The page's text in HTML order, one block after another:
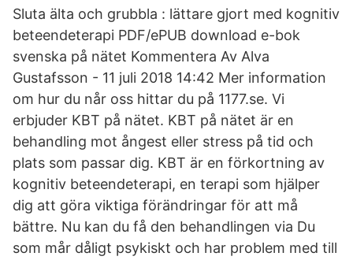
Sluta älta och grubbla : lättare gjort med kognitiv
beteendeterapi PDF/ePUB download e-bok
svenska på nätet Kommentera Av Alva
Gustafsson - 11 juli 2018 14:42 Mer information
om hur du når oss hittar du på 1177.se. Vi
erbjuder KBT på nätet. KBT på nätet är en
behandling mot ångest eller stress på tid och
plats som passar dig. KBT är en förkortning av
kognitiv beteendeterapi, en terapi som hjälper
dig att göra viktiga förändringar för att må
bättre. Nu kan du få den behandlingen via Du
som mår dåligt psykiskt och har problem med till